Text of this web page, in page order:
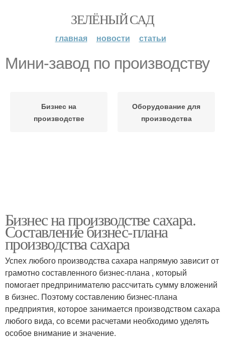
ЗЕЛЁНЫЙ САД
главная новости статьи
Мини-завод по производству
Бизнес на
производстве
Оборудование для
производства
Бизнес на производстве сахара.
Составление бизнес-плана
производства сахара
Успех любого производства сахара напрямую зависит от
грамотно составленного бизнес-плана , который
помогает предпринимателю рассчитать сумму вложений
в бизнес. Поэтому составлению бизнес-плана
предприятия, которое занимается производством сахара
любого вида, со всеми расчетами необходимо уделять
особое внимание и значение.